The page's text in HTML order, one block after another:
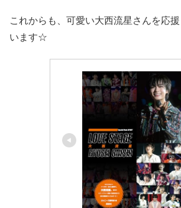
これからも、可愛い大西流星さんを応
います☆